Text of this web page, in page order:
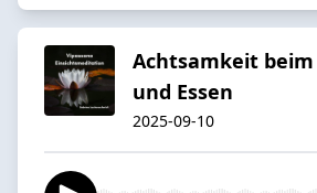
Achtsamkeit
und Essen
2025-09-10